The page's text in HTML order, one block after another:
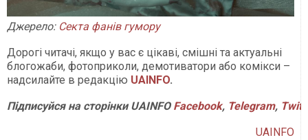
Джерело: Секта фанів гумору
Дорогі читачі, якщо у вас є цікаві, смішні та актуальні
блогожаби, фотоприколи, демотиватори або комікси –
надсилайте в редакцію UAINFO.
ПідписуйсянасторінкиUAINFO Facebook, Telegram,
UAINFO